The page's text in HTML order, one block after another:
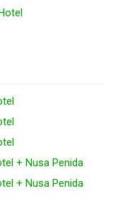
+ Nusa Penida
+ Nusa Penida